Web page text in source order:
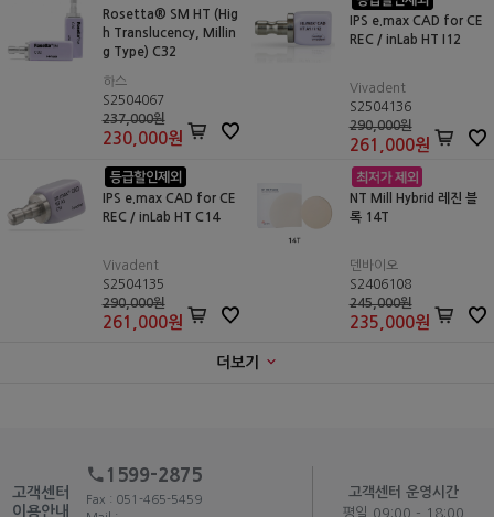
Rosetta® SM HT (Hig
h Translucency, Millin
g Type) C32
하스
S2504067
237,000원
230,000원
IPS e.max CAD for CE
REC / inLab HT I12
Vivadent
S2504136
290,000원
261,000원
IPS e.max CAD for CE
REC / inLab HT C14
Vivadent
S2504135
290,000원
261,000원
NT Mill Hybrid 레진 블
록 14T
덴바이오
S2406108
245,000원
235,000원
더보기
고객센터
이용안내
1599-2875
Fax : 051-465-5459
고객센터 운영시간
평일 09:00 - 18:00